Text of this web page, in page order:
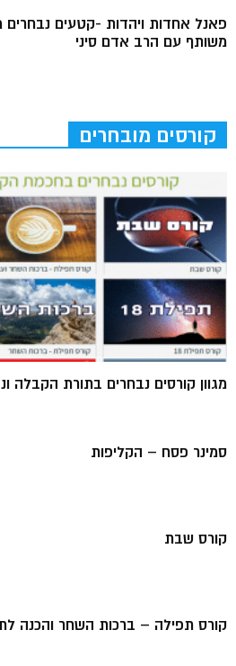
פאנל אחדות ויהדות -קטעים נבחרים
משותף עם הרב אדם סיני
קורסים מובחרים
מגוון קורסים נבחרים בתורת הקבלה
סמינר פסח – הקליפות
קורס שבת
קורס תפילה – ברכות השחר והכנה